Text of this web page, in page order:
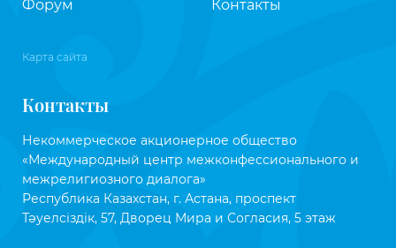
Форум
Контакты
Карта сайта
Контакты
Некоммерческое акционерное общество
«Международный центр межконфессионального и
межрелигиозного диалога»
Республика Казахстан, г. Астана, проспект
Тәуелсіздік, 57, Дворец Мира и Согласия, 5 этаж